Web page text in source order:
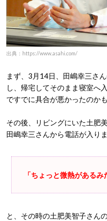
出典：https://www.asahi.com/
まず、3月14日、田嶋幸三さん
し、帰宅してそのまま寝室へ
ですでに具合が悪かったのか
その後、リビングにいた土肥
田嶋幸三さんから電話が入りま
「ちょっと微熱があるみ
と、その時の土肥美智子さん